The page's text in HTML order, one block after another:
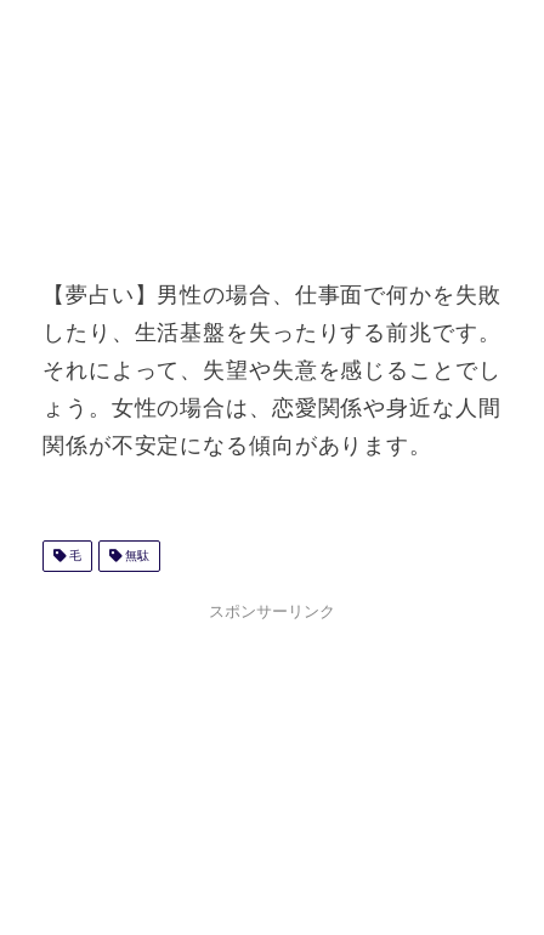
【夢占い】男性の場合、仕事面で何かを失敗
したり、生活基盤を失ったりする前兆です。
それによって、失望や失意を感じることでし
ょう。女性の場合は、恋愛関係や身近な人間
関係が不安定になる傾向があります。
毛 無駄
スポンサーリンク